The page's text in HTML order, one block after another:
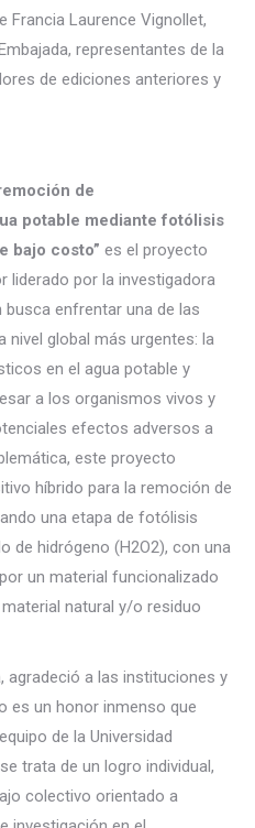
Francia Laurence Vignollet,
representantes de la
de ediciones anteriores y
de
potable mediante fotólisis
bajo costo” es el proyecto
liderado por la investigadora
busca enfrentar una de las
nivel global más urgentes: la
en el agua potable y
a los organismos vivos y
efectos adversos a
este proyecto
híbrido para la remoción de
una etapa de fotólisis
de hidrógeno (H2O2), con una
un material funcionalizado
natural y/o residuo
agradeció a las instituciones y
es un honor inmenso que
de la Universidad
trata de un logro individual,
colectivo orientado a